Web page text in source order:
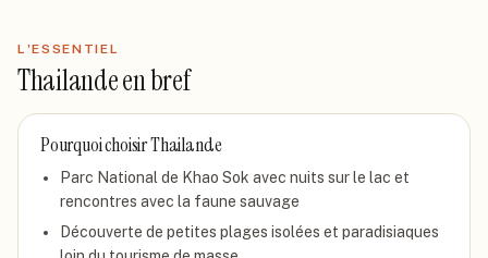
L'ESSENTIEL
Thailandeen bref
Pourquoi choisirThailande
Parc National de Khao Sok avec nuits sur le lac et
rencontres avec la faune sauvage
Découverte de petites plages isolées et paradisiaques